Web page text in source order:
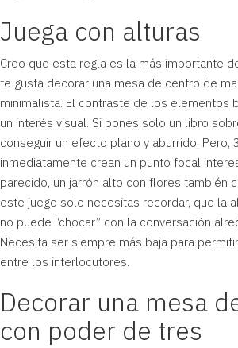
Juega con alturas
Creo que esta regla es la más importante
te gusta decorar una mesa de centro de
minimalista. El contraste de los elementos
un interés visual. Si pones solo un libro
conseguir un efecto plano y aburrido. Pero,
inmediatamente crean un punto focal
parecido, un jarrón alto con flores también
este juego solo necesitas recordar, que la
no puede “chocar” con la conversación
Necesita ser siempre más baja para
entre los interlocutores.
Decorar una mesa
con poder de tres